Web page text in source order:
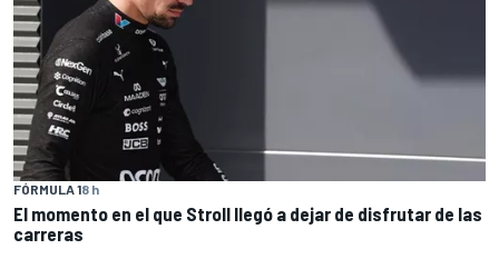
FÓRMULA 18 h
El momento en el que Stroll llegó a dejar de disfrutar de las
carreras